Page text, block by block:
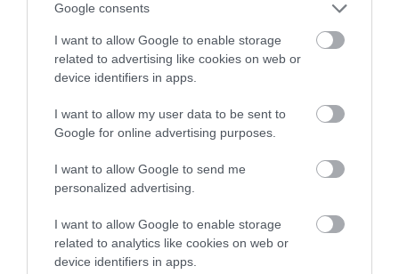
Google consents
I want to allow Google to enable storage
related to advertising like cookies on web or
device identifiers in apps.
I want to allow my user data to be sent to
Google for online advertising purposes.
I want to allow Google to send me
personalized advertising.
I want to allow Google to enable storage
related to analytics like cookies on web or
device identifiers in apps.